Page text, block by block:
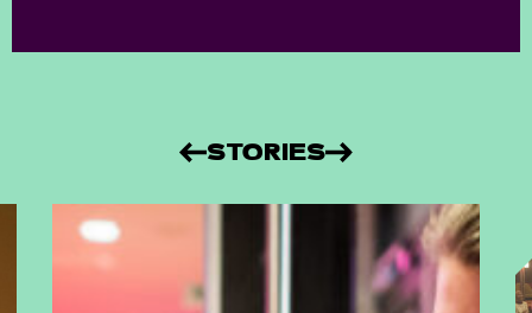
STORIES